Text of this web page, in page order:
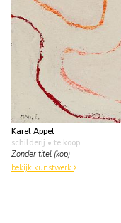
Karel Appel
schilderij • te koop
Zonder titel (kop)
bekijk kunstwerk